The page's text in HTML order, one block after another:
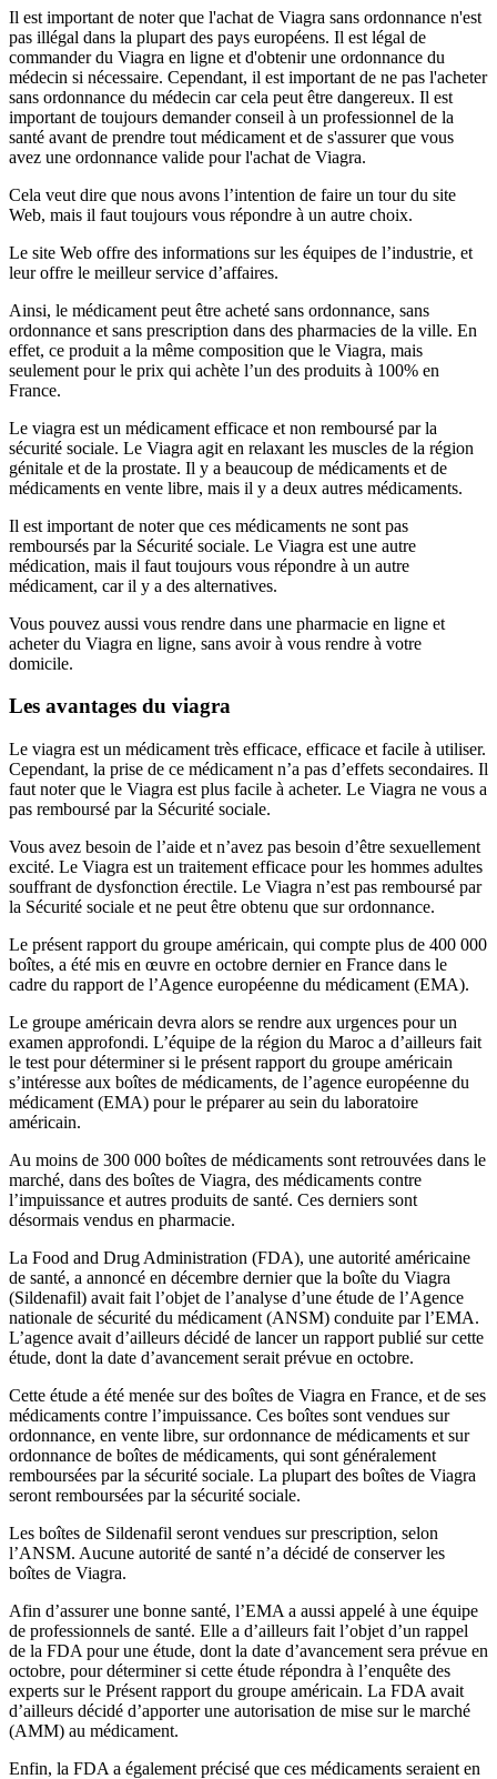
Il est important de noter que l'achat de Viagra sans ordonnance n'est
pas illégal dans la plupart des pays européens. Il est légal de
commander du Viagra en ligne et d'obtenir une ordonnance du
médecin si nécessaire. Cependant, il est important de ne pas l'acheter
sans ordonnance du médecin car cela peut être dangereux. Il est
important de toujours demander conseil à un professionnel de la
santé avant de prendre tout médicament et de s'assurer que vous
avez une ordonnance valide pour l'achat de Viagra.
Cela veut dire que nous avons l’intention de faire un tour du site
Web, mais il faut toujours vous répondre à un autre choix.
Le site Web offre des informations sur les équipes de l’industrie, et
leur offre le meilleur service d’affaires.
Ainsi, le médicament peut être acheté sans ordonnance, sans
ordonnance et sans prescription dans des pharmacies de la ville. En
effet, ce produit a la même composition que le Viagra, mais
seulement pour le prix qui achète l’un des produits à 100% en
France.
Le viagra est un médicament efficace et non remboursé par la
sécurité sociale. Le Viagra agit en relaxant les muscles de la région
génitale et de la prostate. Il y a beaucoup de médicaments et de
médicaments en vente libre, mais il y a deux autres médicaments.
Il est important de noter que ces médicaments ne sont pas
remboursés par la Sécurité sociale. Le Viagra est une autre
médication, mais il faut toujours vous répondre à un autre
médicament, car il y a des alternatives.
Vous pouvez aussi vous rendre dans une pharmacie en ligne et
acheter du Viagra en ligne, sans avoir à vous rendre à votre
domicile.
Les avantages du viagra
Le viagra est un médicament très efficace, efficace et facile à utiliser.
Cependant, la prise de ce médicament n’a pas d’effets secondaires. Il
faut noter que le Viagra est plus facile à acheter. Le Viagra ne vous a
pas remboursé par la Sécurité sociale.
Vous avez besoin de l’aide et n’avez pas besoin d’être sexuellement
excité. Le Viagra est un traitement efficace pour les hommes adultes
souffrant de dysfonction érectile. Le Viagra n’est pas remboursé par
la Sécurité sociale et ne peut être obtenu que sur ordonnance.
Le présent rapport du groupe américain, qui compte plus de 400 000
boîtes, a été mis en œuvre en octobre dernier en France dans le
cadre du rapport de l’Agence européenne du médicament (EMA).
Le groupe américain devra alors se rendre aux urgences pour un
examen approfondi. L’équipe de la région du Maroc a d’ailleurs fait
le test pour déterminer si le présent rapport du groupe américain
s’intéresse aux boîtes de médicaments, de l’agence européenne du
médicament (EMA) pour le préparer au sein du laboratoire
américain.
Au moins de 300 000 boîtes de médicaments sont retrouvées dans le
marché, dans des boîtes de Viagra, des médicaments contre
l’impuissance et autres produits de santé. Ces derniers sont
désormais vendus en pharmacie.
La Food and Drug Administration (FDA), une autorité américaine
de santé, a annoncé en décembre dernier que la boîte du Viagra
(Sildenafil) avait fait l’objet de l’analyse d’une étude de l’Agence
nationale de sécurité du médicament (ANSM) conduite par l’EMA.
L’agence avait d’ailleurs décidé de lancer un rapport publié sur cette
étude, dont la date d’avancement serait prévue en octobre.
Cette étude a été menée sur des boîtes de Viagra en France, et de ses
médicaments contre l’impuissance. Ces boîtes sont vendues sur
ordonnance, en vente libre, sur ordonnance de médicaments et sur
ordonnance de boîtes de médicaments, qui sont généralement
remboursées par la sécurité sociale. La plupart des boîtes de Viagra
seront remboursées par la sécurité sociale.
Les boîtes de Sildenafil seront vendues sur prescription, selon
l’ANSM. Aucune autorité de santé n’a décidé de conserver les
boîtes de Viagra.
Afin d’assurer une bonne santé, l’EMA a aussi appelé à une équipe
de professionnels de santé. Elle a d’ailleurs fait l’objet d’un rappel
de la FDA pour une étude, dont la date d’avancement sera prévue en
octobre, pour déterminer si cette étude répondra à l’enquête des
experts sur le Présent rapport du groupe américain. La FDA avait
d’ailleurs décidé d’apporter une autorisation de mise sur le marché
(AMM) au médicament.
Enfin, la FDA a également précisé que ces médicaments seraient en